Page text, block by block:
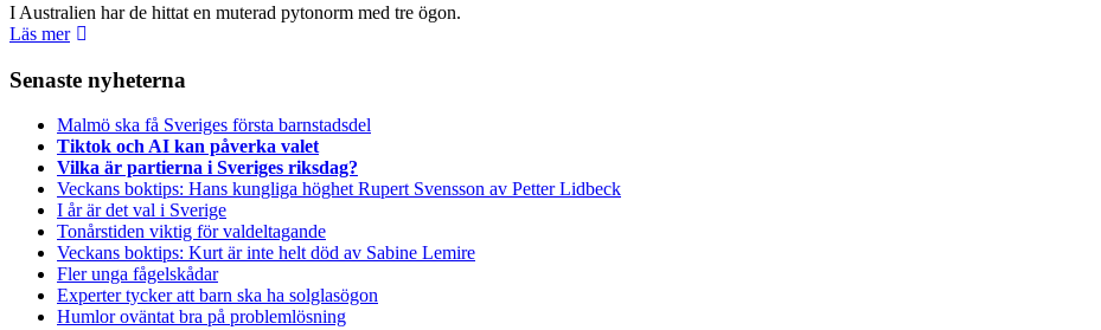
I Australien har de hittat en muterad pytonorm med tre ögon.
Läs mer
Senaste nyheterna
Malmö ska få Sveriges första barnstadsdel
Tiktok och AI kan påverka valet
Vilka är partierna i Sveriges riksdag?
Veckans boktips: Hans kungliga höghet Rupert Svensson av Petter Lidbeck
I år är det val i Sverige
Tonårstiden viktig för valdeltagande
Veckans boktips: Kurt är inte helt död av Sabine Lemire
Fler unga fågelskådar
Experter tycker att barn ska ha solglasögon
Humlor oväntat bra på problemlösning